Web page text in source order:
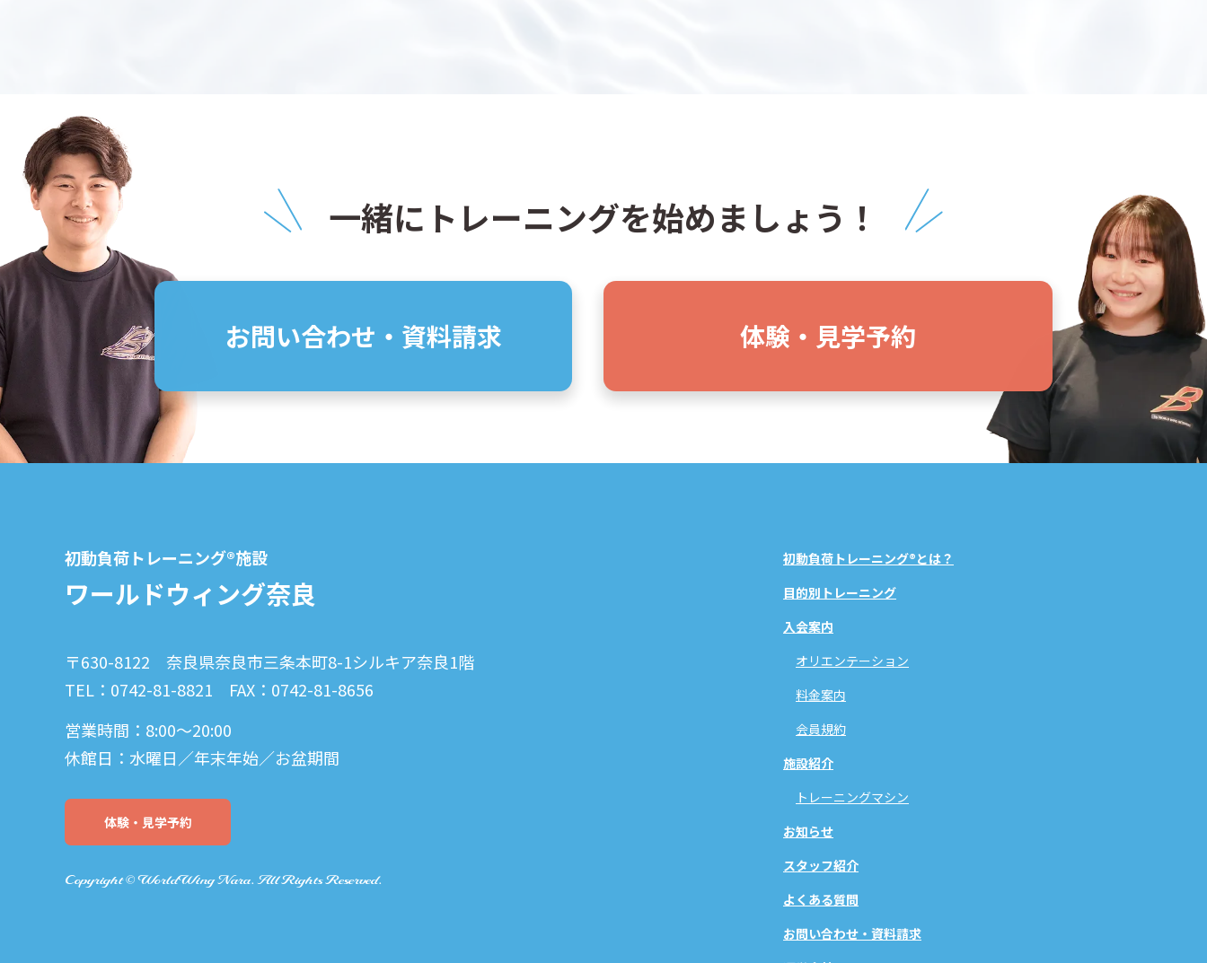
一緒にトレーニングを始めましょう！
お問い合わせ・資料請求 体験・見学予約
初動負荷トレーニング®施設
ワールドウィング奈良
〒630-8122 奈良県奈良市三条本町8-1シルキア奈良1階
TEL：0742-81-8821 FAX：0742-81-8656
営業時間：8:00〜20:00
休館日：水曜日／年末年始／お盆期間
体験・見学予約
Copyright ©WorldWing Nara. All Rights Reserved.
初動負荷トレーニング®とは？
目的別トレーニング
入会案内
オリエンテーション
料金案内
会員規約
施設紹介
トレーニングマシン
お知らせ
スタッフ紹介
よくある質問
お問い合わせ・資料請求